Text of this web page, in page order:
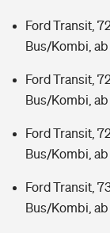
Ford Transit,
Bus/Kombi, ab
Ford Transit,
Bus/Kombi, ab
Ford Transit,
Bus/Kombi, ab
Ford Transit,
Bus/Kombi, ab